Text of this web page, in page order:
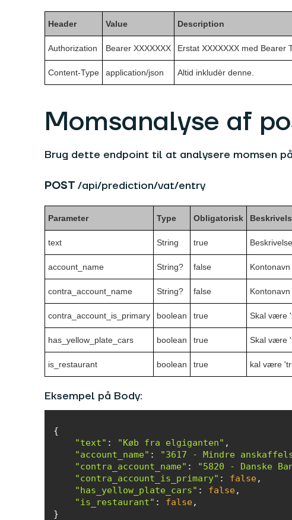
Header Value Description
Authorization Bearer XXXXXXX Erstat XXXXXXX med Bearer
Content-Type application/json Altid inkludèr denne.
Momsanalyse af
Brug dette endpoint til at analysere momsen
POST /api/prediction/vat/entry
Parameter Type Obligatorisk
text String true
account_name String? false
contra_account_name String? false
contra_account_is_primary boolean true Skal være
has_yellow_plate_cars boolean true Skal være
is_restaurant boolean true kal være
Eksempel på Body:
"text" : "Køb fra elgiganten"
"account_name" : "3617 - Mindre
"contra_account_name" : "5820 - Danske
"contra_account_is_primary" : false
"has_yellow_plate_cars" : false
"is_restaurant" : false
}